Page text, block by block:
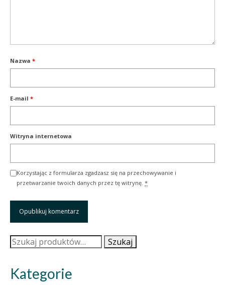
Nazwa *
E-mail *
Witryna internetowa
Korzystając z formularza zgadzasz się na przechowywanie i
przetwarzanie twoich danych przez tę witrynę. *
Szukaj: Szukaj
Kategorie